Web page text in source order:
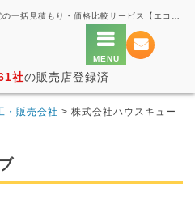
社の販売店登録済
・販売会社 > 株式会社ハウスキュー